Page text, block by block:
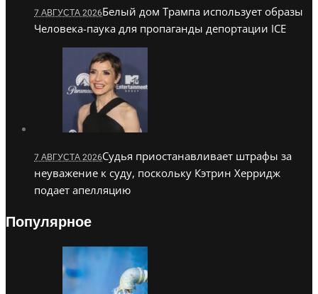
7 АВГУСТА 2026Белый дом Трампа использует образы
Человека-паука для пропаганды депортации ICE
7 АВГУСТА 2026Судья приостанавливает штрафы за
неуважение к суду, поскольку Кэтрин Херридж
подает апелляцию
Популярное